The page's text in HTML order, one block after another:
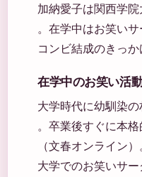
加納愛子は関西学
。在学中はお笑いサ
コンビ結成のきっか
在学中のお笑い活
大学時代に幼馴染
。卒業後すぐに本
（文春オンライン）
大学でのお笑いサ